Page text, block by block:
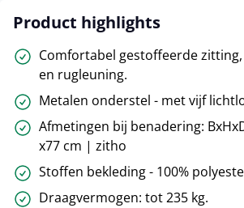
Product highlights
Comfortabel gestoffeerde
en rugleuning.
Metalen onderstel - met vijf
Afmetingen bij benadering:
x77 cm | zitho
Stoffen bekleding - 100%
Draagvermogen: tot 235 kg.